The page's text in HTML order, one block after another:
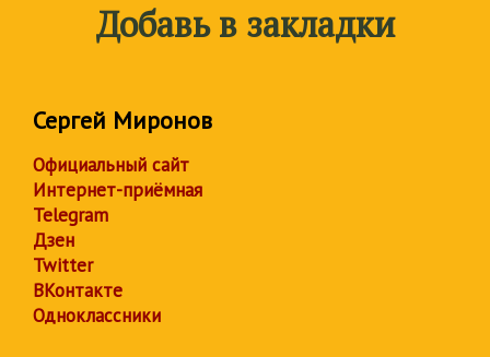
Добавь в закладки
Сергей Миронов
Официальный сайт
Интернет-приёмная
Telegram
Дзен
Twitter
ВКонтакте
Одноклассники